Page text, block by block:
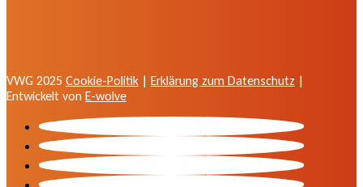
VWG 2025 Cookie-Politik | Erklärung zum Datenschutz |
Entwickelt von E-wolve